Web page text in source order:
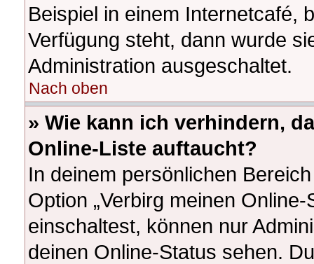
Beispiel in einem Internetcafé,
Verfügung steht, dann wurde
Administration ausgeschaltet.
Nach oben
» Wie kann ich verhindern,
Online-Liste auftaucht?
In deinem persönlichen
Option „Verbirg meinen
einschaltest, können nur
deinen Online-Status sehen.